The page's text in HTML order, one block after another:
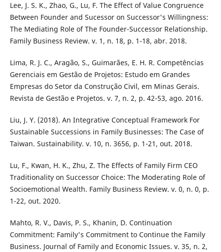
Lee, J. S. K., Zhao, G., Lu, F. The Effect of Value Congruence
Between Founder and Sucessor on Successor's Willingness:
The Mediating Role of The Founder-Successor Relationship.
Family Business Review. v. 1, n. 18, p. 1-18, abr. 2018.
Lima, R. J. C., Aragão, S., Guimarães, E. H. R. Competências
Gerenciais em Gestão de Projetos: Estudo em Grandes
Empresas do Setor da Construção Civil, em Minas Gerais.
Revista de Gestão e Projetos. v. 7, n. 2, p. 42-53, ago. 2016.
Liu, J. Y. (2018). An Integrative Conceptual Framework For
Sustainable Successions in Family Businesses: The Case of
Taiwan. Sustainability. v. 10, n. 3656, p. 1-21, out. 2018.
Lu, F., Kwan, H. K., Zhu, Z. The Effects of Family Firm CEO
Traditionality on Successor Choice: The Moderating Role of
Socioemotional Wealth. Family Business Review. v. 0, n. 0, p.
1-22, out. 2020.
Mahto, R. V., Davis, P. S., Khanin, D. Continuation
Commitment: Family's Commitment to Continue the Family
Business. Journal of Family and Economic Issues. v. 35, n. 2,